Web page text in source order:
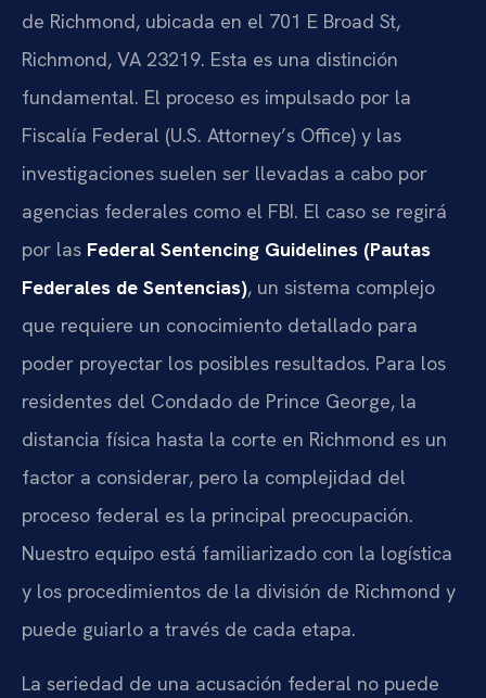
de Richmond, ubicada en el 701 E Broad St,
Richmond, VA 23219. Esta es una distinción
fundamental. El proceso es impulsado por la
Fiscalía Federal (U.S. Attorney’s Office) y las
investigaciones suelen ser llevadas a cabo por
agencias federales como el FBI. El caso se regirá
por las Federal Sentencing Guidelines (Pautas
Federales de Sentencias), un sistema complejo
que requiere un conocimiento detallado para
poder proyectar los posibles resultados. Para los
residentes del Condado de Prince George, la
distancia física hasta la corte en Richmond es un
factor a considerar, pero la complejidad del
proceso federal es la principal preocupación.
Nuestro equipo está familiarizado con la logística
y los procedimientos de la división de Richmond y
puede guiarlo a través de cada etapa.
La seriedad de una acusación federal no puede